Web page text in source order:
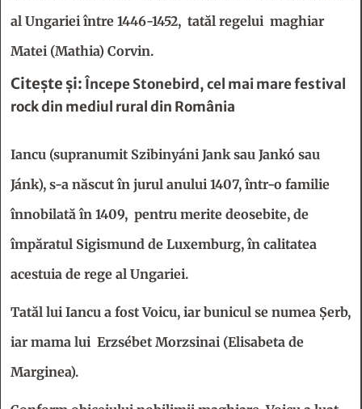
al Ungariei între 1446-1452, tatăl regelui maghiar
Matei (Mathia) Corvin.
Citește și:Începe Stonebird, cel mai mare festival
rock din mediul rural din România
Iancu (supranumit Szibinyáni Jank sau Jankó sau
Jánk), s-a născut în jurul anului 1407, într-o familie
înnobilată în 1409, pentru merite deosebite, de
împăratul Sigismund de Luxemburg, în calitatea
acestuia de rege al Ungariei.
Tatăl lui Iancu a fost Voicu, iar bunicul se numea Şerb,
iar mama lui Erzsébet Morzsinai (Elisabeta de
Marginea).